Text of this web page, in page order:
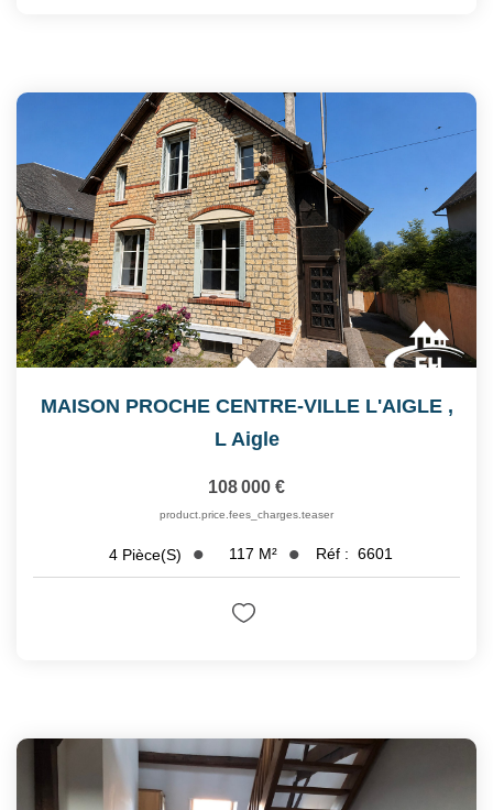
MAISON PROCHE CENTRE-VILLE L'AIGLE ,
L Aigle
108 000 €
product.price.fees_charges.teaser
4 Pièce(s) 117 M² Réf : 6601